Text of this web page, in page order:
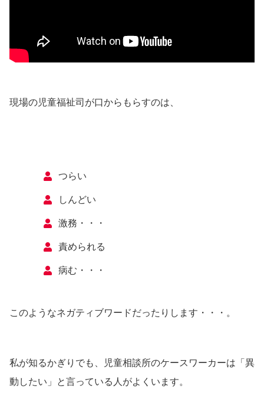
現場の児童福祉司が口からもらすのは、
つらい
しんどい
激務・・・
責められる
病む・・・
このようなネガティブワードだったりします・・・。
私が知るかぎりでも、児童相談所のケースワーカーは「異
動したい」と言っている人がよくいます。